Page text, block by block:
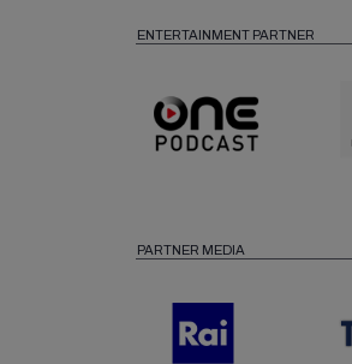
ENTERTAINMENT PARTNER
PARTNER MEDIA